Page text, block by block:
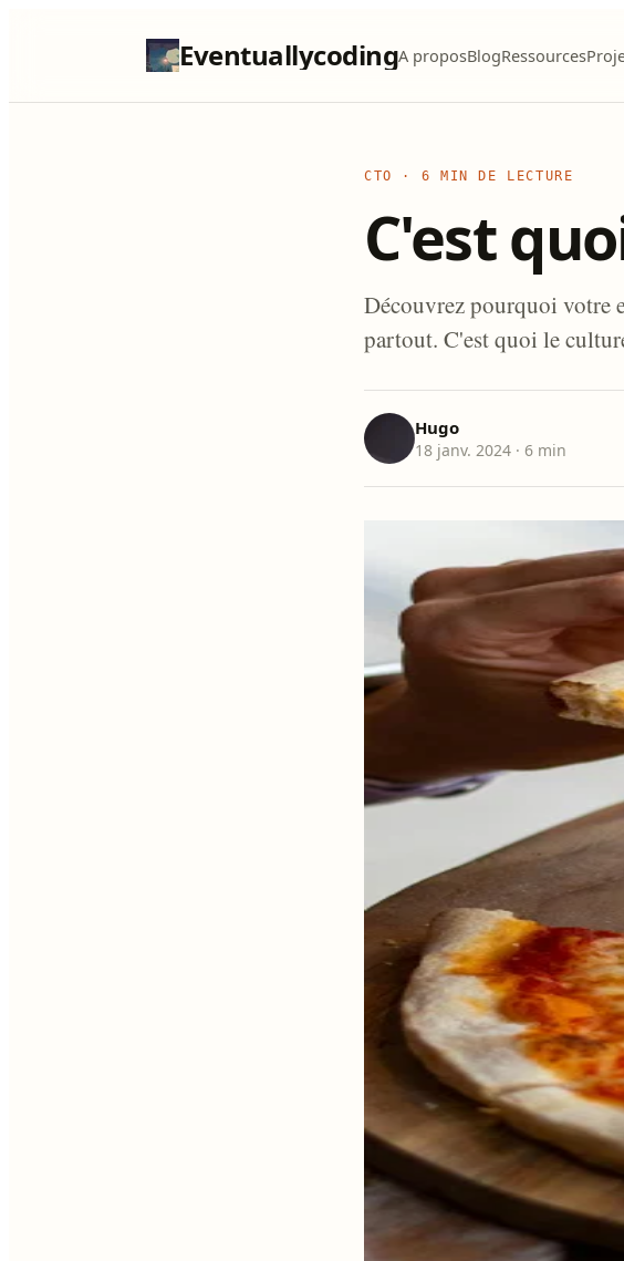
EventuallycodingA proposBlogRessources
CTO · 6 MIN DE LECTURE
C'est
Découvrez pourquoi votre
partout. C'est quoi le
Hugo
18 janv. 2024 · 6 min